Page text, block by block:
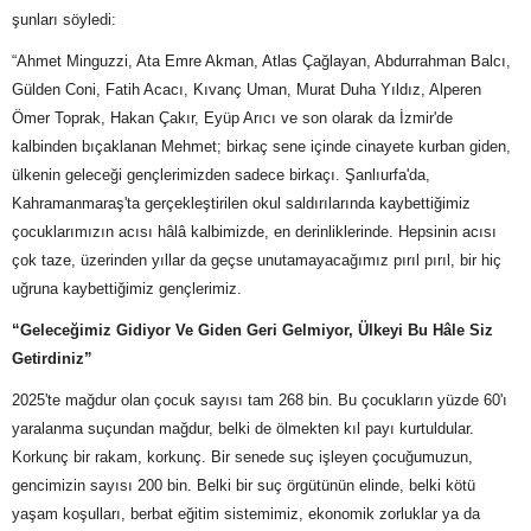
şunları söyledi:
“Ahmet Minguzzi, Ata Emre Akman, Atlas Çağlayan, Abdurrahman Balcı,
Gülden Coni, Fatih Acacı, Kıvanç Uman, Murat Duha Yıldız, Alperen
Ömer Toprak, Hakan Çakır, Eyüp Arıcı ve son olarak da İzmir'de
kalbinden bıçaklanan Mehmet; birkaç sene içinde cinayete kurban giden,
ülkenin geleceği gençlerimizden sadece birkaçı. Şanlıurfa'da,
Kahramanmaraş'ta gerçekleştirilen okul saldırılarında kaybettiğimiz
çocuklarımızın acısı hâlâ kalbimizde, en derinliklerinde. Hepsinin acısı
çok taze, üzerinden yıllar da geçse unutamayacağımız pırıl pırıl, bir hiç
uğruna kaybettiğimiz gençlerimiz.
“Geleceğimiz Gidiyor Ve Giden Geri Gelmiyor, Ülkeyi Bu Hâle Siz
Getirdiniz”
2025'te mağdur olan çocuk sayısı tam 268 bin. Bu çocukların yüzde 60'ı
yaralanma suçundan mağdur, belki de ölmekten kıl payı kurtuldular.
Korkunç bir rakam, korkunç. Bir senede suç işleyen çocuğumuzun,
gencimizin sayısı 200 bin. Belki bir suç örgütünün elinde, belki kötü
yaşam koşulları, berbat eğitim sistemimiz, ekonomik zorluklar ya da